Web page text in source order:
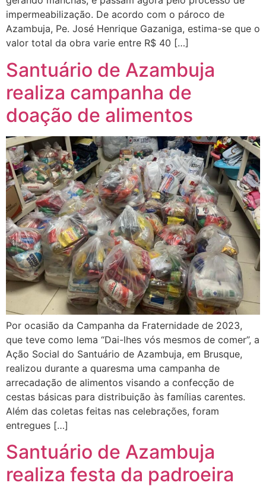
impermeabilização. De acordo com o pároco de
Azambuja, Pe. José Henrique Gazaniga, estima-se que o
valor total da obra varie entre R$ 40 […]
Santuário de Azambuja
realiza campanha de
doação de alimentos
Por ocasião da Campanha da Fraternidade de 2023,
que teve como lema “Dai-lhes vós mesmos de comer”, a
Ação Social do Santuário de Azambuja, em Brusque,
realizou durante a quaresma uma campanha de
arrecadação de alimentos visando a confecção de
cestas básicas para distribuição às famílias carentes.
Além das coletas feitas nas celebrações, foram
entregues […]
Santuário de Azambuja
realiza festa da padroeira